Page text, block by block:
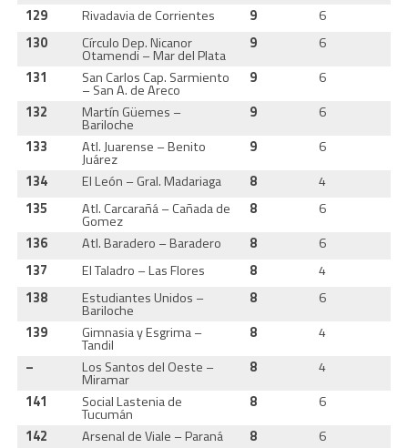
129
Rivadavia de Corrientes 9 6
130
Círculo Dep. Nicanor
Otamendi – Mar del Plata
9 6
131
San Carlos Cap. Sarmiento
– San A. de Areco
9 6
132
Martín Güemes –
Bariloche
9 6
133
Atl. Juarense – Benito
Juárez
9 6
134
El León – Gral. Madariaga 8 4
135
Atl. Carcarañá – Cañada de
Gomez
8 6
136
Atl. Baradero – Baradero 8 6
137
El Taladro – Las Flores 8 4
138
Estudiantes Unidos –
Bariloche
8 6
139
Gimnasia y Esgrima –
Tandil
8 4
–
Los Santos del Oeste –
Miramar
8 4
141
Social Lastenia de
Tucumán
8 6
142
Arsenal de Viale – Paraná 8 6